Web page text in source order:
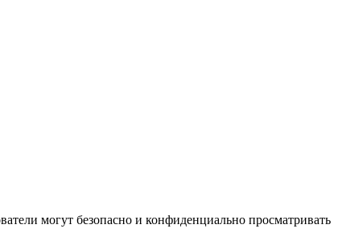
могут безопасно и конфиденциально просматривать